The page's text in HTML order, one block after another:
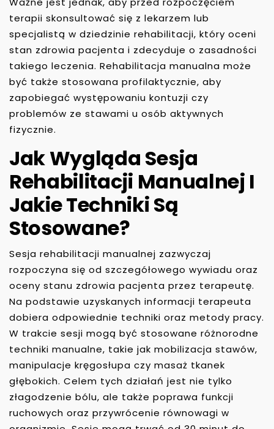
terapii skonsultować się z lekarzem lub
specjalistą w dziedzinie rehabilitacji, który oceni
stan zdrowia pacjenta i zdecyduje o zasadności
takiego leczenia. Rehabilitacja manualna może
być także stosowana profilaktycznie, aby
zapobiegać występowaniu kontuzji czy
problemów ze stawami u osób aktywnych
fizycznie.
Jak Wygląda Sesja
Rehabilitacji Manualnej I
Jakie Techniki Są
Stosowane?
Sesja rehabilitacji manualnej zazwyczaj
rozpoczyna się od szczegółowego wywiadu oraz
oceny stanu zdrowia pacjenta przez terapeutę.
Na podstawie uzyskanych informacji terapeuta
dobiera odpowiednie techniki oraz metody pracy.
W trakcie sesji mogą być stosowane różnorodne
techniki manualne, takie jak mobilizacja stawów,
manipulacje kręgosłupa czy masaż tkanek
głębokich. Celem tych działań jest nie tylko
złagodzenie bólu, ale także poprawa funkcji
ruchowych oraz przywrócenie równowagi w